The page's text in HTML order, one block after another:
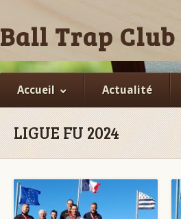
Ball Trap Club
Accueil Actualité
LIGUE FU 2024